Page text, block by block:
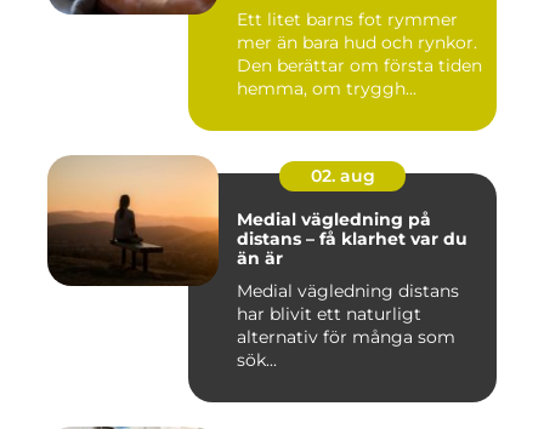
Ett litet barns fot rymmer
mer än bara hud och rynkor.
Den berättar om första tiden
hemma, om tryggh...
02. aug
Medial vägledning på
distans – få klarhet var du
än är
Medial vägledning distans
har blivit ett naturligt
alternativ för många som
sök...